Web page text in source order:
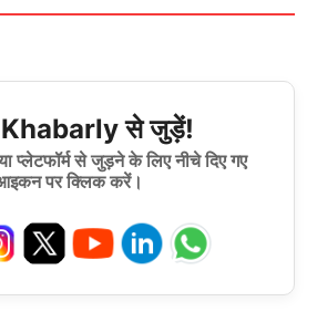
से जुड़ें!
प्लेटफॉर्म से जुड़ने के लिए नीचे दिए गए
पर क्लिक करें।